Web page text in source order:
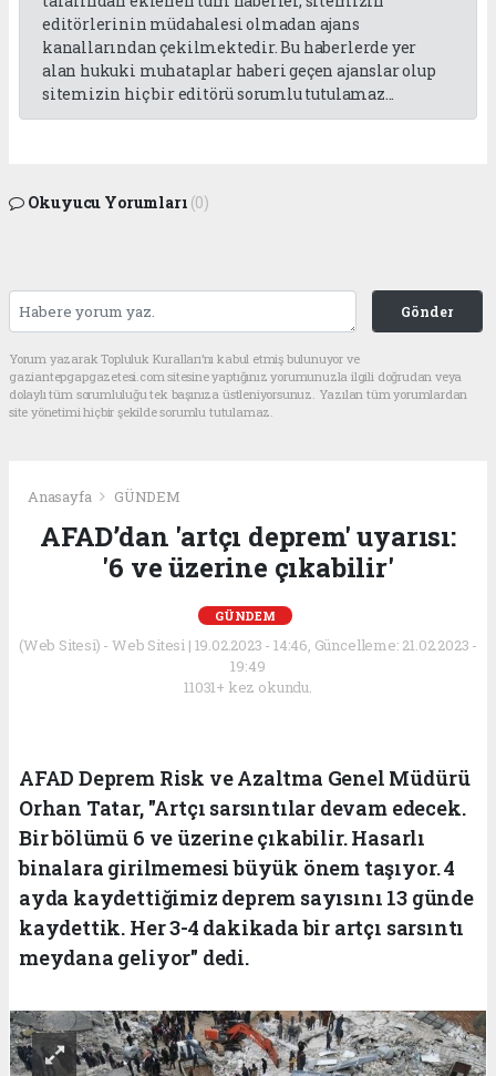
editörlerinin müdahalesi olmadan ajans
kanallarından çekilmektedir. Bu haberlerde yer
alan hukuki muhataplar haberi geçen ajanslar olup
sitemizin hiç bir editörü sorumlu tutulamaz...
Okuyucu Yorumları (0)
Gönder
Yorum yazarak Topluluk Kuralları’nı kabul etmiş bulunuyor ve
gaziantepgapgazetesi.com sitesine yaptığınız yorumunuzla ilgili doğrudan veya
dolaylı tüm sorumluluğu tek başınıza üstleniyorsunuz. Yazılan tüm yorumlardan
site yönetimi hiçbir şekilde sorumlu tutulamaz.
Anasayfa GÜNDEM
AFAD’dan 'artçı deprem' uyarısı:
'6 ve üzerine çıkabilir'
GÜNDEM
(Web Sitesi) - Web Sitesi | 19.02.2023 - 14:46, Güncelleme: 21.02.2023 -
19:49
11031+ kez okundu.
AFAD Deprem Risk ve Azaltma Genel Müdürü
Orhan Tatar, "Artçı sarsıntılar devam edecek.
Bir bölümü 6 ve üzerine çıkabilir. Hasarlı
binalara girilmemesi büyük önem taşıyor. 4
ayda kaydettiğimiz deprem sayısını 13 günde
kaydettik. Her 3-4 dakikada bir artçı sarsıntı
meydana geliyor" dedi.